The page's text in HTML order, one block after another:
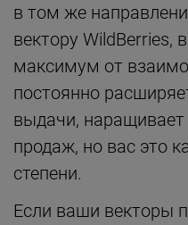
в том же
вектору WildBerries,
максимум от
постоянно
выдачи,
продаж, но вас это
степени.
Если ваши векторы